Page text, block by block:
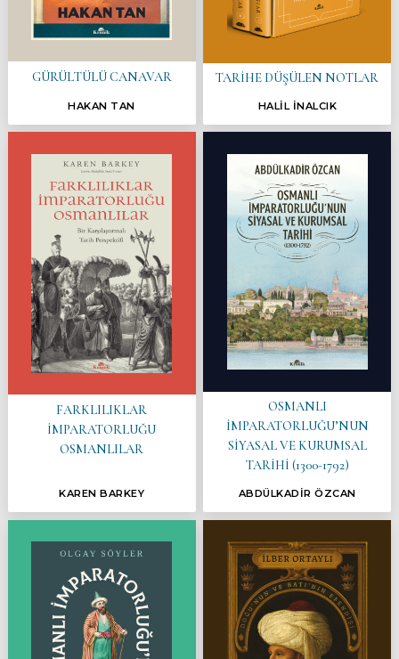
GÜRÜLTÜLÜ CANAVAR
HAKAN TAN
TARİHE DÜŞÜLEN NOTLAR
HALİL İNALCIK
FARKLILIKLAR
İMPARATORLUĞU
OSMANLILAR
KAREN BARKEY
OSMANLI
İMPARATORLUĞU’NUN
SİYASAL VE KURUMSAL
TARİHİ (1300-1792)
ABDÜLKADİR ÖZCAN